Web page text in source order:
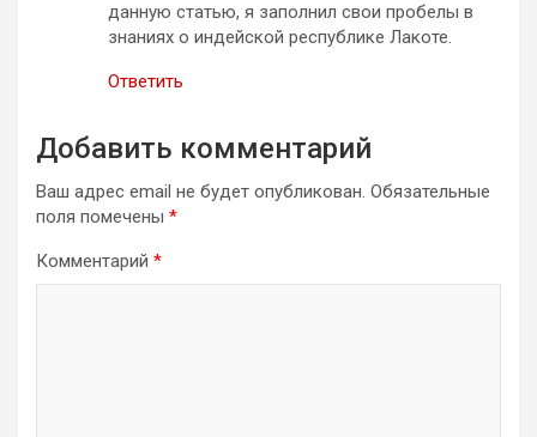
данную статью, я заполнил свои пробелы в
знаниях о индейской республике Лакоте.
Ответить
Добавить комментарий
Ваш адрес email не будет опубликован. Обязательные
поля помечены *
Комментарий *